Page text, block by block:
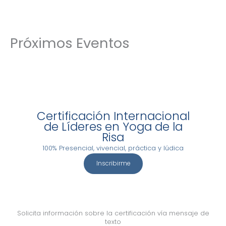
Próximos Eventos
Certificación Internacional
de Líderes en Yoga de la
Risa
100% Presencial, vivencial, práctica y lúdica
Inscribirme
Solicita información sobre la certificación vía mensaje de
texto